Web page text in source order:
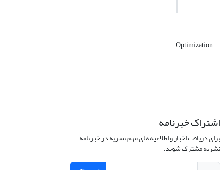
Optimization
اشتراک خبرنامه
برای دریافت اخبار و اطلاعیه های مهم نشریه در خبرنامه
نشریه مشترک شوید.